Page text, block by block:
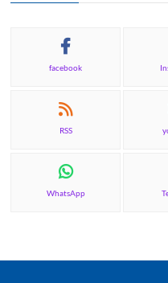
facebook
RSS
WhatsApp